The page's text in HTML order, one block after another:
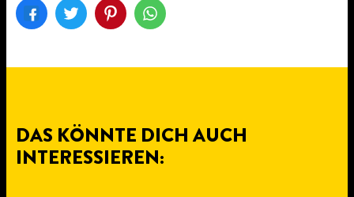
DAS KÖNNTE DICH AUCH
INTERESSIEREN: